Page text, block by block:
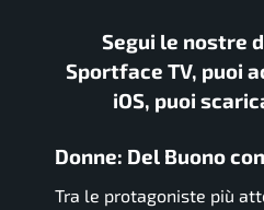
Segui le nostre
Sportface TV, puoi
iOS, puoi
Donne: Del Buono
Tra le protagoniste più